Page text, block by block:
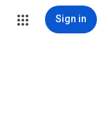
Sign in